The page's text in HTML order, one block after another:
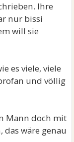
Ihre
nur bissi
will sie
es viele, viele
und völlig
Mann doch mit
wäre genau